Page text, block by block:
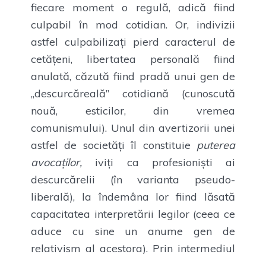
fiecare moment o regulă, adică fiind
culpabil în mod cotidian. Or, indivizii
astfel culpabilizați pierd caracterul de
cetățeni, libertatea personală fiind
anulată, căzută fiind pradă unui gen de
„descurcăreală” cotidiană (cunoscută
nouă, esticilor, din vremea
comunismului). Unul din avertizorii unei
astfel de societăți îl constituie puterea
avocaților, iviți ca profesioniști ai
descurcărelii (în varianta pseudo-
liberală), la îndemâna lor fiind lăsată
capacitatea interpretării legilor (ceea ce
aduce cu sine un anume gen de
relativism al acestora). Prin intermediul